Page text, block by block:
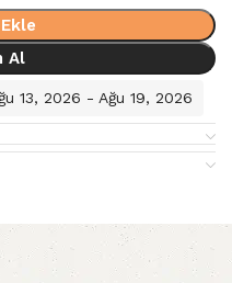
Al
13, 2026 - Ağu 19, 2026